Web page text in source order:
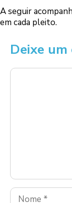
A seguir
em cada pleito.
Deixe
Comentário
Nome